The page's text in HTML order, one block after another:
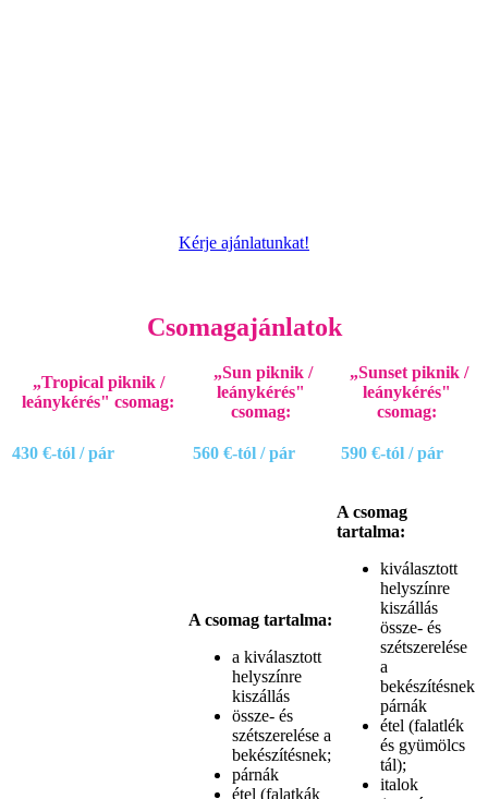
Kérje ajánlatunkat!
Csomagajánlatok
„Tropical piknik /
leánykérés" csomag:
„Sun piknik /
leánykérés"
csomag:
„Sunset piknik /
leánykérés"
csomag:
430 €-tól / pár 560 €-tól / pár 590 €-tól / pár
A csomag tartalma:
a kiválasztott
helyszínre
kiszállás
össze- és
szétszerelése a
bekészítésnek;
párnák
étel (falatkák
A csomag
tartalma:
kiválasztott
helyszínre
kiszállás
össze- és
szétszerelése
a
bekészítésnek
párnák
étel (falatlék
és gyümölcs
tál);
italok